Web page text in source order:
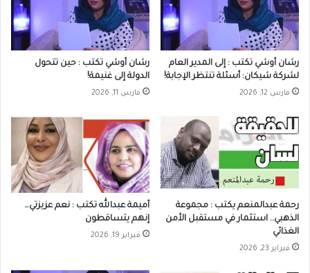
رشان أوشي تكتب : إلى المدير العام
لشركة شيكان: أسئلة تنتظر الإجابة!
مارس 12, 2026
رشان أوشي تكتب : حين تتحول
الدولة إلى غنيمة!
مارس 11, 2026
رحمة عبدالمنعم يكتب : مجموعة
الذهبي.. استثمار في مستقبل الأمن
الغذائي
فبراير 23, 2026
أميمة عبدالله تكتب : نعم عزيزتي…
إنهم يتساقطون
فبراير 19, 2026